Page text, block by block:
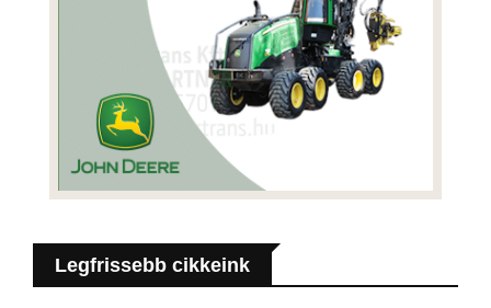
Legfrissebb cikkeink